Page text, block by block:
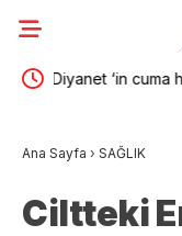
“Çerçeve yasa”
çözecek”
Ana Sayfa › SAĞLIK
Ciltteki